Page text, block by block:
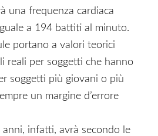
una frequenza cardiaca
a 194 battiti al minuto.
portano a valori teorici
reali per soggetti che hanno
soggetti più giovani o più
un margine d’errore
infatti, avrà secondo le